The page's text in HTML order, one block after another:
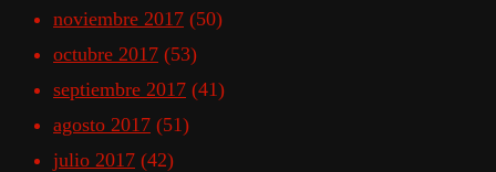
noviembre 2017 (50)
octubre 2017 (53)
septiembre 2017 (41)
agosto 2017 (51)
julio 2017 (42)